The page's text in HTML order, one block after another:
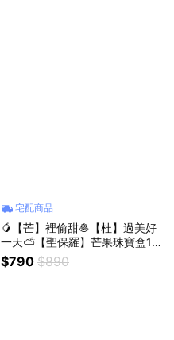
宅配商品
🥭【芒】裡偷甜🧆【杜】過美好
一天⛅【聖保羅】芒果珠寶盒1
盒+杜拜巧克力Q餅1盒｜季節限
定｜芒果季｜超人氣韓國甜點
$790 $890